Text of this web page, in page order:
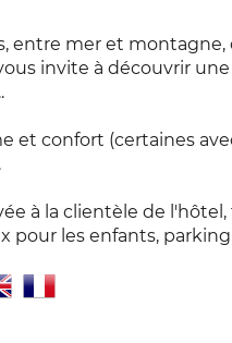
entre mer et montagne,
invite à découvrir
et confort (certaines
à la clientèle de
pour les enfants,